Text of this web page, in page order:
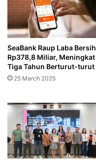
SeaBank Raup Laba Bersih
Rp378,8 Miliar, Meningkat
Tiga Tahun Berturut-turut
25 March 2025